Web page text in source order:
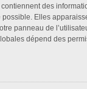
des
Elles
panneau de
dépend des